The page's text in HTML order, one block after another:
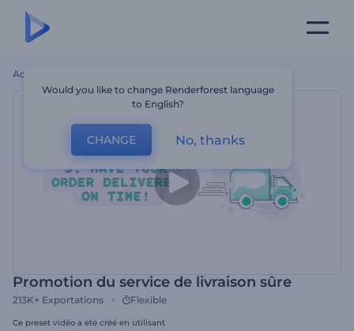
Accueil
Promotion du service de livraison sûre
213K+ Exportations Flexible
Ce preset vidéo a été créé en utilisant
Would you like to change Renderforest language
to English?
CHANGE No, thanks